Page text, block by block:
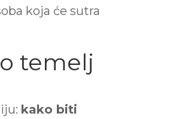
koja će sutra
temelj
kako biti